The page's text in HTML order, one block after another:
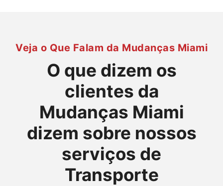
Veja o Que Falam da Mudanças Miami
O que dizem os
clientes da
Mudanças Miami
dizem sobre nossos
serviços de
Transporte